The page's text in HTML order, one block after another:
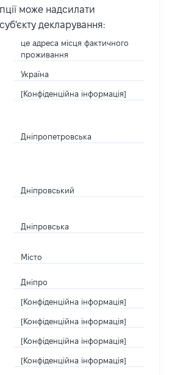
може надсилати
декларування:
це адреса місця фактичного
проживання
Україна
[Конфіденційна інформація]
Дніпропетровська
Дніпровський
Дніпровська
Місто
Дніпро
[Конфіденційна інформація]
[Конфіденційна інформація]
[Конфіденційна інформація]
[Конфіденційна інформація]